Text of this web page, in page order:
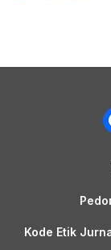
Kode Etik